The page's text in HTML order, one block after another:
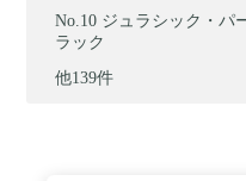
ジュラシック・パ
ラック
他139件